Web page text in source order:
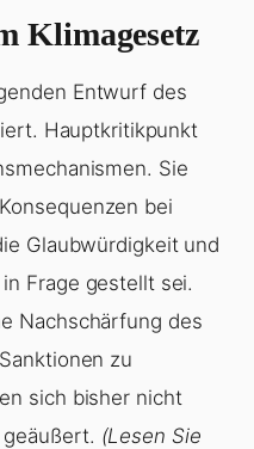
Klimagesetz
Entwurf des
Hauptkritikpunkt
Sie
bei
Glaubwürdigkeit und
Frage gestellt sei.
Nachschärfung des
zu
sich bisher nicht
(Lesen Sie